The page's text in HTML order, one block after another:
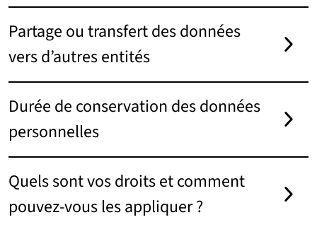
Partage ou transfert des données
vers d’autres entités
Durée de conservation des données
personnelles
Quels sont vos droits et comment
pouvez-vous les appliquer ?